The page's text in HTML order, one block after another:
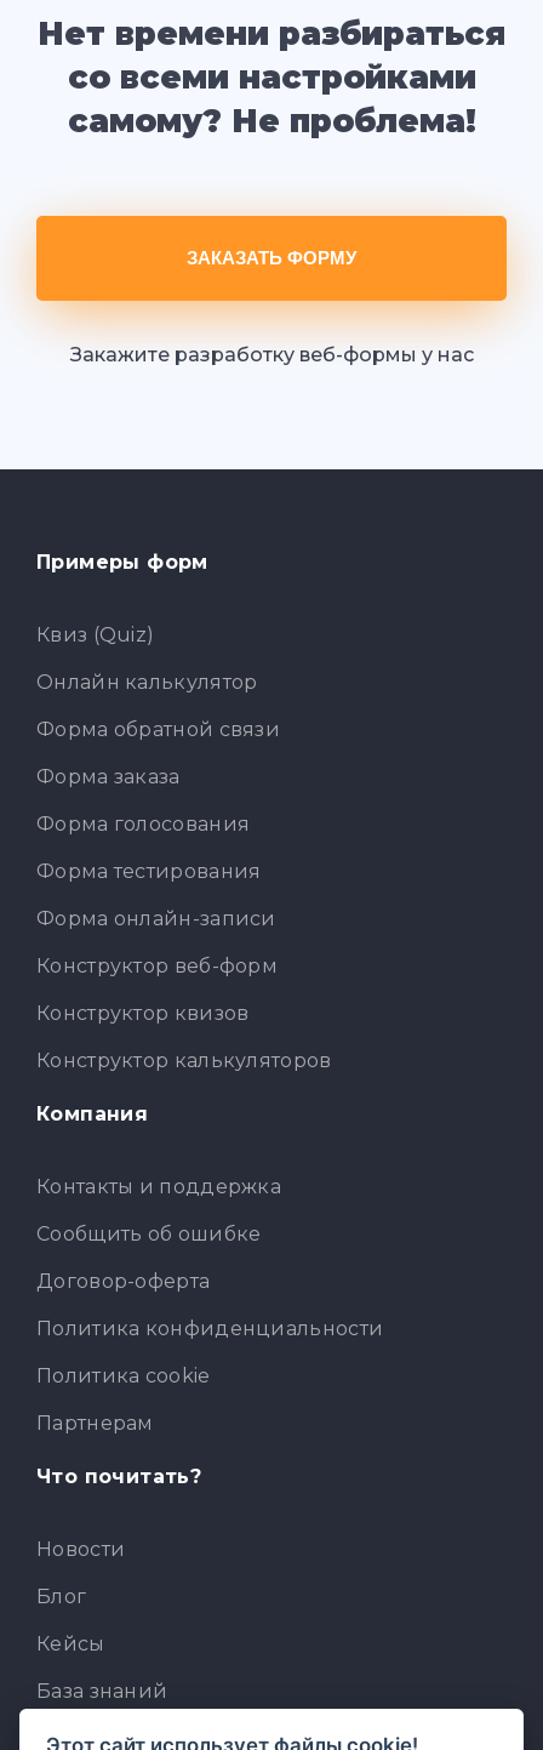
Нет времени разбираться
со всеми настройками
самому? Не проблема!
ЗАКАЗАТЬ ФОРМУ
Закажите разработку веб-формы у нас
Примеры форм
Квиз (Quiz)
Онлайн калькулятор
Форма обратной связи
Форма заказа
Форма голосования
Форма тестирования
Форма онлайн-записи
Конструктор веб-форм
Конструктор квизов
Конструктор калькуляторов
Компания
Контакты и поддержка
Сообщить об ошибке
Договор-оферта
Политика конфиденциальности
Политика cookie
Партнерам
Что почитать?
Новости
Блог
Кейсы
База знаний
Для разработчиков
Этот сайт использует файлы cookie!